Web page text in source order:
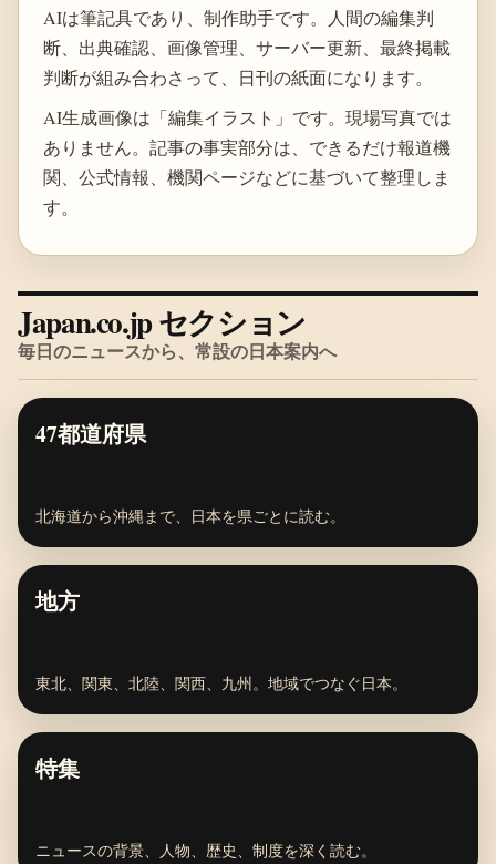
AIは筆記具であり、制作助手です。人間の編集判
断、出典確認、画像管理、サーバー更新、最終掲載
判断が組み合わさって、日刊の紙面になります。
AI生成画像は「編集イラスト」です。現場写真では
ありません。記事の事実部分は、できるだけ報道機
関、公式情報、機関ページなどに基づいて整理しま
す。
Japan.co.jp セクション
毎日のニュースから、常設の日本案内へ
47都道府県
北海道から沖縄まで、日本を県ごとに読む。
地方
東北、関東、北陸、関西、九州。地域でつなぐ日本。
特集
ニュースの背景、人物、歴史、制度を深く読む。